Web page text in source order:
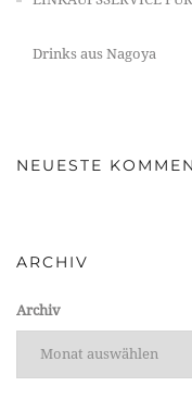
Drinks aus Nagoya
NEUESTE
ARCHIV
Archiv